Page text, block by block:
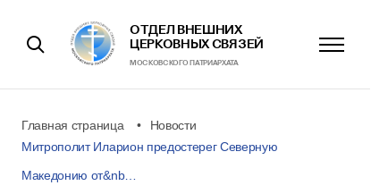
ОТДЕЛ ВНЕШНИХ
ЦЕРКОВНЫХ СВЯЗЕЙ
МОСКОВСКОГО ПАТРИАРХАТА
Главная страница
Новости
Митрополит Иларион предостерег Северную
Македонию от&nb…